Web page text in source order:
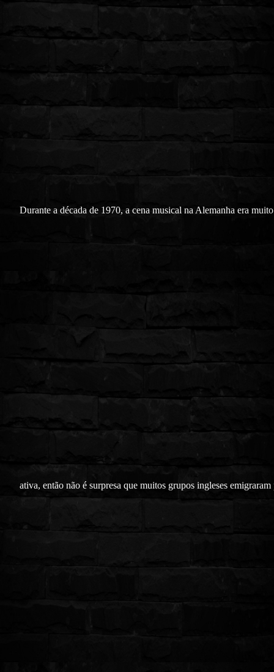
Durante a década de 1970, a cena musical na Alemanha era muito
ativa, então não é surpresa que muitos grupos ingleses emigraram